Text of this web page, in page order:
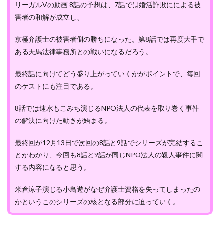
リーガルVの動画 8話の予想は、7話では婚活詐欺にによる被
害者の和解が成立し、
京極弁護士の被害者側の勝ちになった。第8話では再度大手で
ある天馬法律事務所との戦いになるだろう。
最終話に向けてどう盛り上がっていくかがポイントで、毎回
のゲストにも注目である。
8話では速水もこみち演じるNPO法人の代表を取り巻く事件
の解決に向けた動きが始まる。
最終回が12月13日で次回の8話と9話でシリーズが完結するこ
とがわかり、今回も8話と9話が同じNPO法人の殺人事件に関
する内容になると思う。
米倉涼子演じる小鳥遊がなぜ弁護士資格を失ってしまったの
かというこのシリーズの核となる部分に迫っていく。